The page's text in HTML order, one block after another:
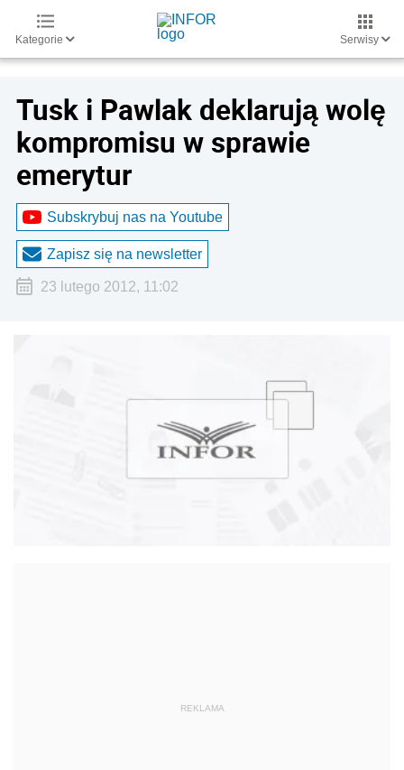
Kategorie Serwisy
Tusk i Pawlak deklarują wolę
kompromisu w sprawie
emerytur
Subskrybuj nas na Youtube
Zapisz się na newsletter
23 lutego 2012, 11:02